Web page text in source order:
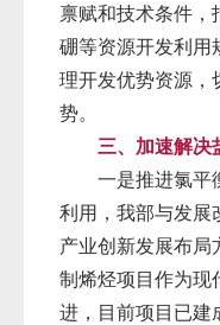
禀赋和技术条件，
硼等资源开发利用
理开发优势资源，
势。
三、加速解决
一是推进氯平
利用，我部与发展
产业创新发展布局
制烯烃项目作为现
进，目前项目已建